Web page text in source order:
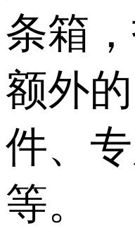
条箱
额外
件、
等。